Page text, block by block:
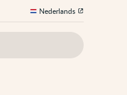
Nederlands